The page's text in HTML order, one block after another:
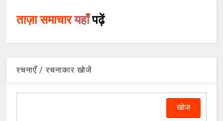
ताज़ा समाचारयहाँपढ़ें
रचनाएँ / रचनाकार खोजें